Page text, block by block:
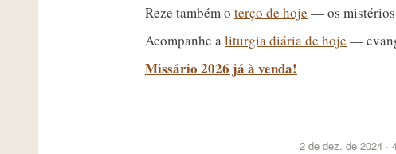
Reze também o terço de hoje — os mistérios
Acompanhe aliturgia diária de hoje —
Missário 2026 já à venda!
2 de dez. de 2024 ·